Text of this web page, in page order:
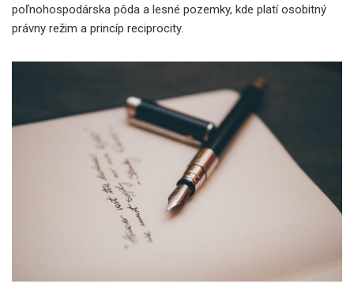
poľnohospodárska pôda a lesné pozemky, kde platí osobitný
právny režim a princíp reciprocity.